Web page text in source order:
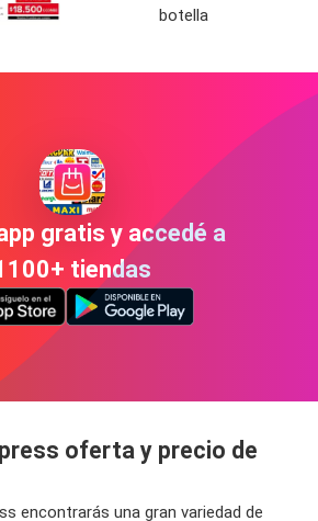
botella
gratis y accedé a
tiendas
oferta y precio de
encontrarás una gran variedad de